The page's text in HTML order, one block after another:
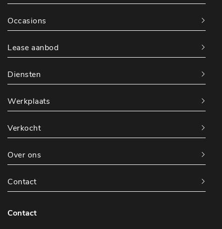
Occasions
Lease aanbod
Diensten
Werkplaats
Verkocht
Over ons
Contact
Contact